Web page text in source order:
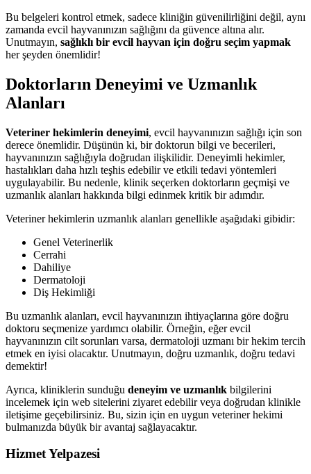
Bu belgeleri kontrol etmek, sadece kliniğin güvenilirliğini değil, aynı
zamanda evcil hayvanınızın sağlığını da güvence altına alır.
Unutmayın, sağlıklı bir evcil hayvan için doğru seçim yapmak
her şeyden önemlidir!
Doktorların Deneyimi ve Uzmanlık
Alanları
Veteriner hekimlerin deneyimi, evcil hayvanınızın sağlığı için son
derece önemlidir. Düşünün ki, bir doktorun bilgi ve becerileri,
hayvanınızın sağlığıyla doğrudan ilişkilidir. Deneyimli hekimler,
hastalıkları daha hızlı teşhis edebilir ve etkili tedavi yöntemleri
uygulayabilir. Bu nedenle, klinik seçerken doktorların geçmişi ve
uzmanlık alanları hakkında bilgi edinmek kritik bir adımdır.
Veteriner hekimlerin uzmanlık alanları genellikle aşağıdaki gibidir:
Genel Veterinerlik
Cerrahi
Dahiliye
Dermatoloji
Diş Hekimliği
Bu uzmanlık alanları, evcil hayvanınızın ihtiyaçlarına göre doğru
doktoru seçmenize yardımcı olabilir. Örneğin, eğer evcil
hayvanınızın cilt sorunları varsa, dermatoloji uzmanı bir hekim tercih
etmek en iyisi olacaktır. Unutmayın, doğru uzmanlık, doğru tedavi
demektir!
Ayrıca, kliniklerin sunduğu deneyim ve uzmanlık bilgilerini
incelemek için web sitelerini ziyaret edebilir veya doğrudan klinikle
iletişime geçebilirsiniz. Bu, sizin için en uygun veteriner hekimi
bulmanızda büyük bir avantaj sağlayacaktır.
Hizmet Yelpazesi